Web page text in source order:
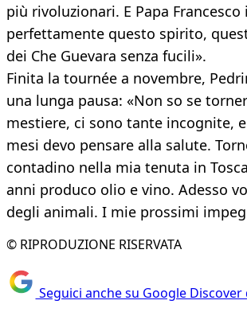
più rivoluzionari. E Papa Francesco
perfettamente questo spirito,
dei Che Guevara senza fucili».
Finita la tournée a novembre,
una lunga pausa: «Non so se
mestiere, ci sono tante incognite, e
mesi devo pensare alla salute.
contadino nella mia tenuta in
anni produco olio e vino. Adesso
degli animali. I mie prossimi
© RIPRODUZIONE RISERVATA
Seguici anche su Google Discover